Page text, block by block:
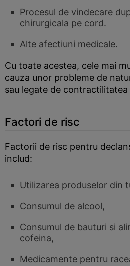
Procesul de vindecare
chirurgicala pe cord.
Alte afectiuni medicale.
Cu toate acestea, cele mai
cauza unor probleme de
sau legate de contractilitatea
Factori de risc
Factorii de risc pentru
includ:
Utilizarea produselor din
Consumul de alcool,
Consumul de bauturi si
cofeina,
Medicamente pentru